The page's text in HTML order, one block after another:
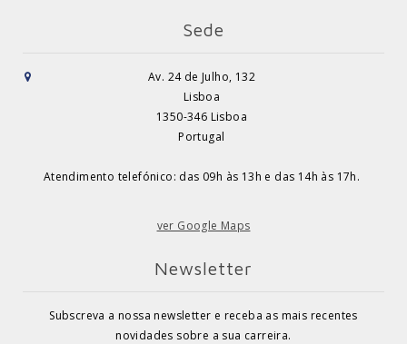
Sede
Av. 24 de Julho, 132
Lisboa
1350-346 Lisboa
Portugal
Atendimento telefónico: das 09h às 13h e das 14h às 17h.
ver Google Maps
Newsletter
Subscreva a nossa newsletter e receba as mais recentes
novidades sobre a sua carreira.